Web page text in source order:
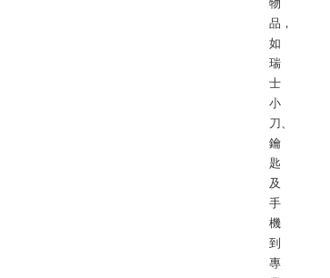
物
品，
如
瑞
士
小
刀、
鑰
匙
及
手
機
到
專